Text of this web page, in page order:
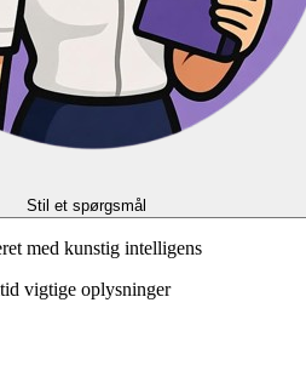
Stil et spørgsmål
med kunstig intelligens
vigtige oplysninger